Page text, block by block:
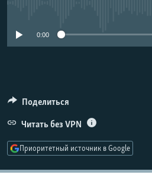
ПОДПИШИТЕСЬ НА РАССЫЛКУ
Все сайты РСЕ/РС
0:00
Поделиться
Читать без VPN
Приоритетный источник в Google